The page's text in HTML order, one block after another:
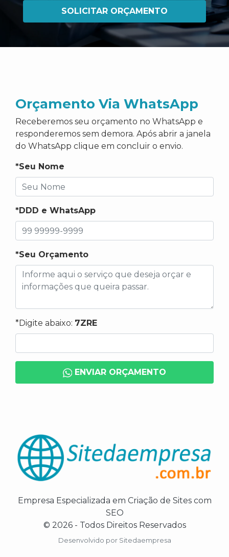
SOLICITAR ORÇAMENTO
Orçamento Via WhatsApp
Receberemos seu orçamento no WhatsApp e
responderemos sem demora. Após abrir a janela
do WhatsApp clique em concluir o envio.
*Seu Nome
*DDD e WhatsApp
*Seu Orçamento
*Digite abaixo: 7ZRE
ENVIAR ORÇAMENTO
Empresa Especializada em Criação de Sites com
SEO
© 2026 - Todos Direitos Reservados
Desenvolvido por Sitedaempresa